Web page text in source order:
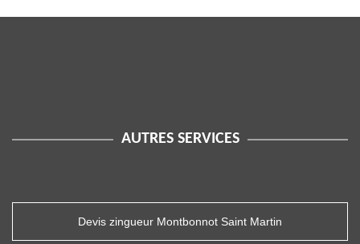
AUTRES SERVICES
Devis zingueur Montbonnot Saint Martin